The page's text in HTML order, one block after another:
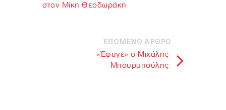
στον Μίκη Θεοδωράκη
ΕΠΟΜΕΝΟ ΑΡΘΡΟ
«Έφυγε» ο Μιχάλης
Μπουρμπούλης